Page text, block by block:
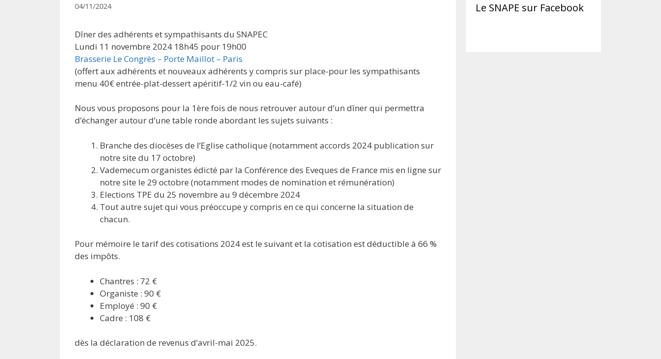
04/11/2024
Dîner des adhérents et sympathisants du SNAPEC
Lundi 11 novembre 2024 18h45 pour 19h00
Brasserie Le Congrès – Porte Maillot – Paris
(offert aux adhérents et nouveaux adhérents y compris sur place-pour les sympathisants
menu 40€ entrée-plat-dessert apéritif-1/2 vin ou eau-café)
Nous vous proposons pour la 1ère fois de nous retrouver autour d’un dîner qui permettra
d’échanger autour d’une table ronde abordant les sujets suivants :
Branche des diocèses de l’Eglise catholique (notamment accords 2024 publication sur
notre site du 17 octobre)
Vademecum organistes édicté par la Conférence des Eveques de France mis en ligne sur
notre site le 29 octobre (notamment modes de nomination et rémunération)
Elections TPE du 25 novembre au 9 décembre 2024
Tout autre sujet qui vous préoccupe y compris en ce qui concerne la situation de
chacun.
Pour mémoire le tarif des cotisations 2024 est le suivant et la cotisation est déductible à 66 %
des impôts.
Chantres : 72 €
Organiste : 90 €
Employé : 90 €
Cadre : 108 €
dès la déclaration de revenus d’avril-mai 2025.
Le SNAPE sur Facebook